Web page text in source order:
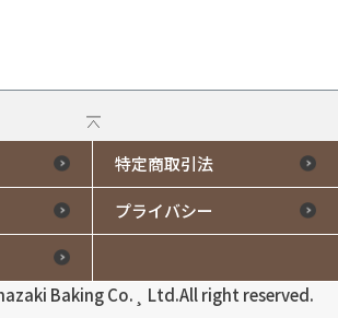
特定商取引法
プライバシー
Baking Co.¸ Ltd.All right reserved.